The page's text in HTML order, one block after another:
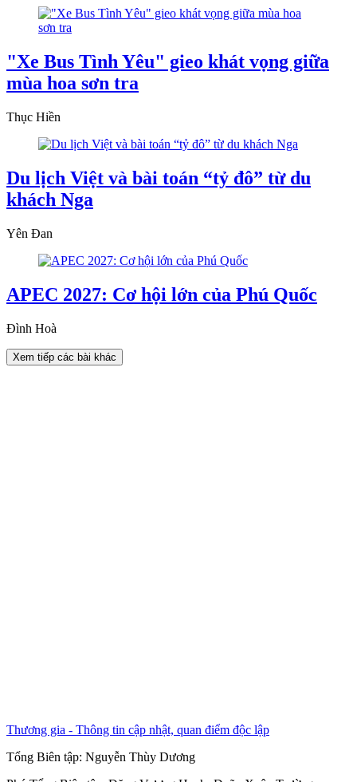
"Xe Bus Tình Yêu" gieo khát vọng giữa
mùa hoa sơn tra
Thục Hiền
Du lịch Việt và bài toán “tỷ đô” từ du
khách Nga
Yên Đan
APEC 2027: Cơ hội lớn của Phú Quốc
Đình Hoà
Xem tiếp các bài khác
Thương gia - Thông tin cập nhật, quan điểm độc lập
Tổng Biên tập: Nguyễn Thùy Dương